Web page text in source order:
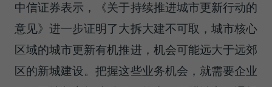
中信证券表示，《关于持续推进城市更新行动的
意见》进一步证明了大拆大建不可取，城市核心
区域的城市更新有机推进，机会可能远大于远郊
区的新城建设。把握这些业务机会，就需要企业